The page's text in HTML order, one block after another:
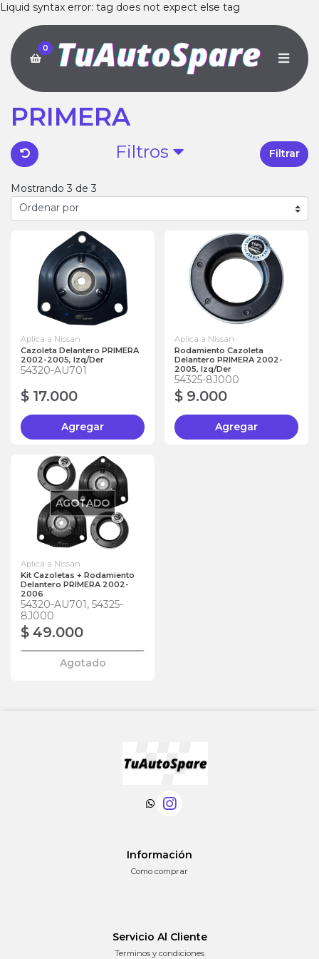
Liquid syntax error: tag does not expect else tag
0
PRIMERA
Filtros Filtrar
Mostrando 3 de 3
Aplica a Nissan
Cazoleta Delantero PRIMERA
2002-2005, Izq/Der
54320-AU701
$ 17.000
Agregar
Aplica a Nissan
Rodamiento Cazoleta
Delantero PRIMERA 2002-
2005, Izq/Der
54325-8J000
$ 9.000
Agregar
AGOTADO
Aplica a Nissan
Kit Cazoletas + Rodamiento
Delantero PRIMERA 2002-
2006
54320-AU701, 54325-
8J000
$ 49.000
Agotado
Información
Como comprar
Servicio Al Cliente
Terminos y condiciones